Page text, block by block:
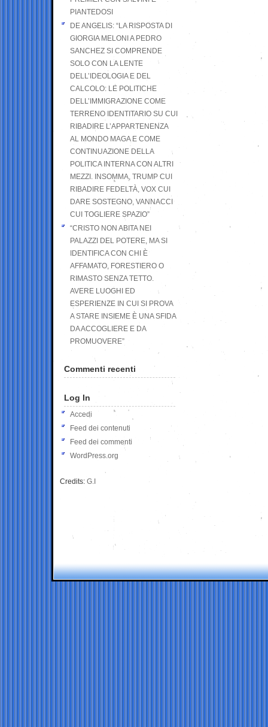
PIANTEDOSI
DE ANGELIS: “LA RISPOSTA DI
GIORGIA MELONI A PEDRO
SANCHEZ SI COMPRENDE
SOLO CON LA LENTE
DELL’IDEOLOGIA E DEL
CALCOLO: LE POLITICHE
DELL’IMMIGRAZIONE COME
TERRENO IDENTITARIO SU CUI
RIBADIRE L’APPARTENENZA
AL MONDO MAGA E COME
CONTINUAZIONE DELLA
POLITICA INTERNA CON ALTRI
MEZZI. INSOMMA, TRUMP CUI
RIBADIRE FEDELTÀ, VOX CUI
DARE SOSTEGNO, VANNACCI
CUI TOGLIERE SPAZIO”
“CRISTO NON ABITA NEI
PALAZZI DEL POTERE, MA SI
IDENTIFICA CON CHI È
AFFAMATO, FORESTIERO O
RIMASTO SENZA TETTO.
AVERE LUOGHI ED
ESPERIENZE IN CUI SI PROVA
A STARE INSIEME È UNA SFIDA
DA ACCOGLIERE E DA
PROMUOVERE”
Commenti recenti
Log In
Accedi
Feed dei contenuti
Feed dei commenti
WordPress.org
Credits: G.I